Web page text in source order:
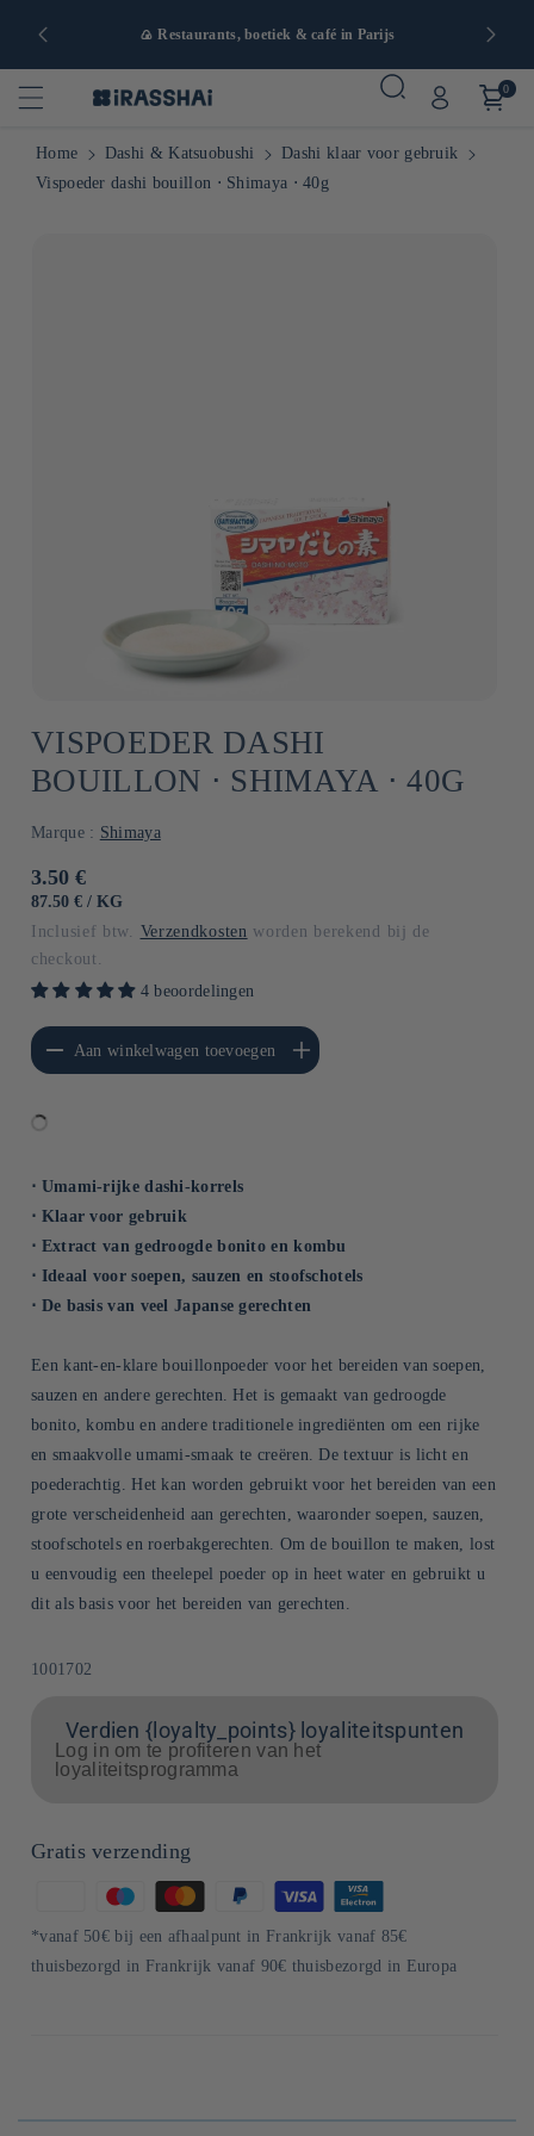
🍙 Restaurants, boetiek & café in Parijs
0
Home Dashi & Katsuobushi
Dashi klaar voor gebruik
Vispoeder dashi bouillon ⋅ Shimaya ⋅ 40g
VISPOEDER DASHI
BOUILLON ⋅ SHIMAYA ⋅ 40G
Marque : Shimaya
Normale
prijs
3.50 €
EENHEIDSPRIJS
87.50 € / PER
KG
Inclusief btw. Verzendkosten worden berekend bij de
checkout.
4 beoordelingen
voor Default
Title
Aan winkelwagen toevoegen
Aantal verhogen voor Default
Title
⋅ Umami-rijke dashi-korrels
⋅ Klaar voor gebruik
⋅ Extract van gedroogde bonito en kombu
⋅ Ideaal voor soepen, sauzen en stoofschotels
⋅ De basis van veel Japanse gerechten
Een kant-en-klare bouillonpoeder voor het bereiden van soepen,
sauzen en andere gerechten. Het is gemaakt van gedroogde
bonito, kombu en andere traditionele ingrediënten om een rijke
en smaakvolle umami-smaak te creëren. De textuur is licht en
poederachtig. Het kan worden gebruikt voor het bereiden van een
grote verscheidenheid aan gerechten, waaronder soepen, sauzen,
stoofschotels en roerbakgerechten. Om de bouillon te maken, lost
u eenvoudig een theelepel poeder op in heet water en gebruikt u
dit als basis voor het bereiden van gerechten.
SKU:
1001702
Verdien {loyalty_points} loyaliteitspunten
Log in om te profiteren van het
loyaliteitsprogramma
Gratis verzending
Betaalmethoden
*vanaf 50€ bij een afhaalpunt in Frankrijk vanaf 85€
thuisbezorgd in Frankrijk vanaf 90€ thuisbezorgd in Europa